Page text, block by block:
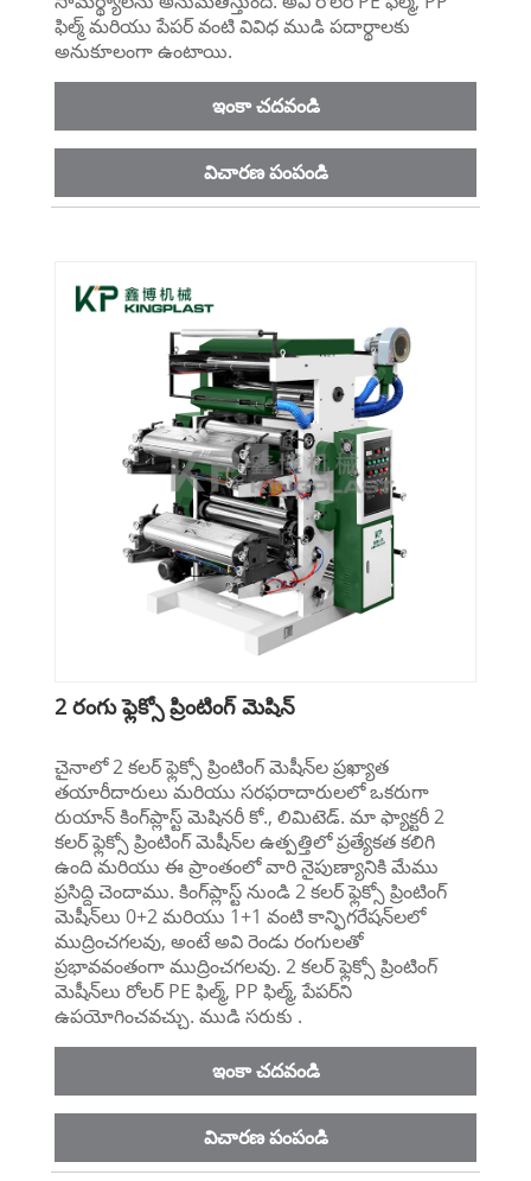
ఫిల్మ్ మరియు పేపర్ వంటి వివిధ ముడి పదార్థాలకు
అనుకూలంగా ఉంటాయి.
ఇంకా చదవండి
విచారణ పంపండి
2 రంగు ఫ్లెక్సో ప్రింటింగ్ మెషిన్
చైనాలో 2 కలర్ ఫ్లెక్సో ప్రింటింగ్ మెషీన్‌ల ప్రఖ్యాత
తయారీదారులు మరియు సరఫరాదారులలో ఒకరుగా
రుయాన్ కింగ్‌ప్లాస్ట్ మెషినరీ కో., లిమిటెడ్. మా ఫ్యాక్టరీ 2
కలర్ ఫ్లెక్సో ప్రింటింగ్ మెషీన్‌ల ఉత్పత్తిలో ప్రత్యేకత కలిగి
ఉంది మరియు ఈ ప్రాంతంలో వారి నైపుణ్యానికి మేము
ప్రసిద్ది చెందాము. కింగ్‌ప్లాస్ట్ నుండి 2 కలర్ ఫ్లెక్సో ప్రింటింగ్
మెషీన్‌లు 0+2 మరియు 1+1 వంటి కాన్ఫిగరేషన్‌లలో
ముద్రించగలవు, అంటే అవి రెండు రంగులతో
ప్రభావవంతంగా ముద్రించగలవు. 2 కలర్ ఫ్లెక్సో ప్రింటింగ్
మెషీన్‌లు రోలర్ PE ఫిల్మ్, PP ఫిల్మ్, పేపర్‌ని
ఉపయోగించవచ్చు. ముడి సరుకు .
ఇంకా చదవండి
విచారణ పంపండి